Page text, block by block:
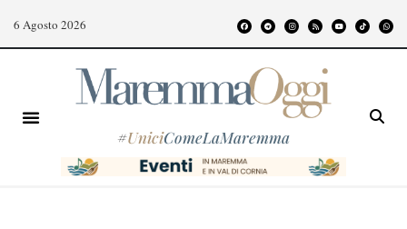
6 Agosto 2026
#UniciComeLaMaremma